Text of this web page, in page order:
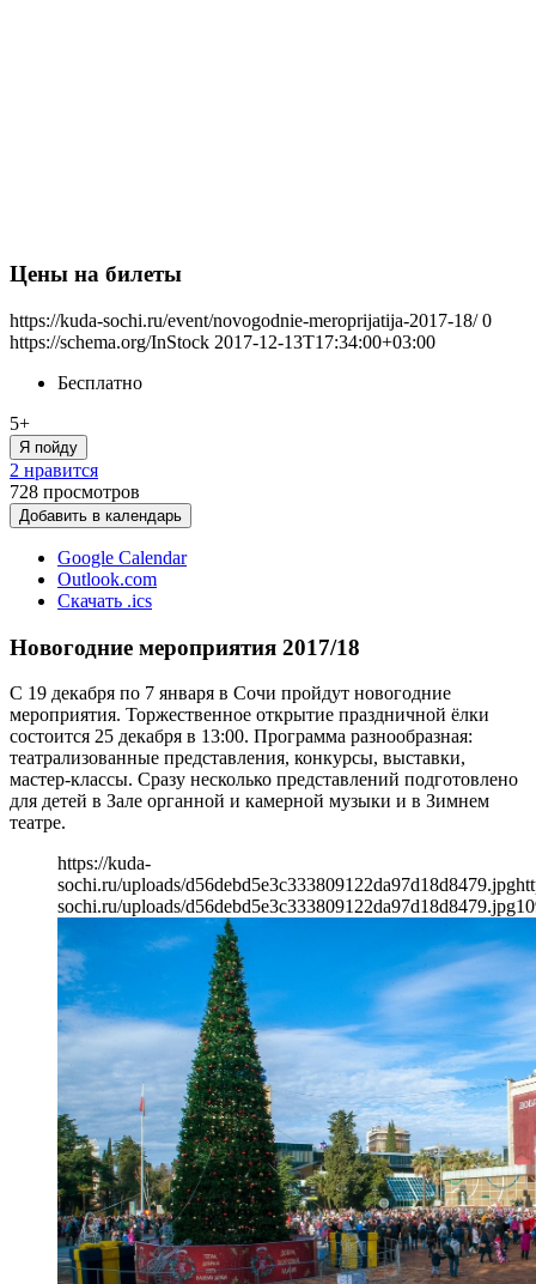
Цены на билеты
https://kuda-sochi.ru/event/novogodnie-meroprijatija-2017-18/ 0
https://schema.org/InStock 2017-12-13T17:34:00+03:00
Бесплатно
5+
Я пойду
2 нравится
728 просмотров
Добавить в календарь
Google Calendar
Outlook.com
Скачать .ics
Новогодние мероприятия 2017/18
С 19 декабря по 7 января в Сочи пройдут новогодние
мероприятия. Торжественное открытие праздничной ёлки
состоится 25 декабря в 13:00. Программа разнообразная:
театрализованные представления, конкурсы, выставки,
мастер-классы. Сразу несколько представлений подготовлено
для детей в Зале органной и камерной музыки и в Зимнем
театре.
https://kuda-
sochi.ru/uploads/d56debd5e3c333809122da97d18d8479.jpg
sochi.ru/uploads/d56debd5e3c333809122da97d18d8479.jpg